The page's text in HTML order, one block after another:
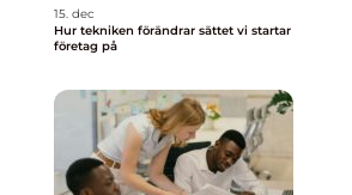
15. dec
Hur tekniken förändrar sättet vi startar
företag på